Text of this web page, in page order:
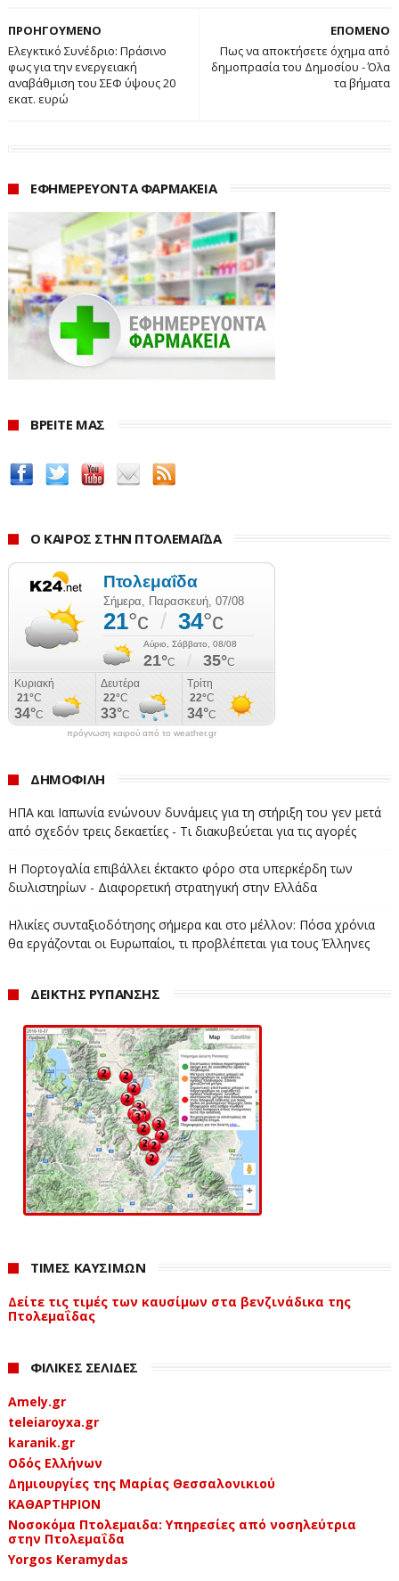
Ο Διαχειριστής Ελληνικού Δικτύου Διανομής
Ηλεκτρικής Ενέργειας (ΔΕΔΔΗΕ), σας συμβουλεύει να
μην πετάτε το χαρταετό σας κοντά σε ηλεκτροφόρα
καλώδια, καθώς υπάρχει σοβαρός κίνδυνος
Αν ο χαρταετός σας μπλεχτεί στα καλώδια, τότε για την
ασφάλειά σας:
τραβώντας τον σπάγκο ή χρησιμοποιώντας άλλα
αντικείμενα, ακόμη και ξύλινα
μην προσπαθήσετε να αναρριχηθείτε σε στύλους
διανομής ηλεκτρικού ρεύματος ή
ηλεκτροφωτισμού, ούτε και σε σημεία που
βρίσκονται κοντά σε ηλεκτροφόρα καλώδια.
Σε κάθε περίπτωση που θα χρειαστείτε βοήθεια:
ειδοποιείστε τις βλάβες του ΔΕΔΔΗΕ:
ΕΠΟΜΕΝΟ
Πως να αποκτήσετε όχημα από
δημοπρασία του Δημοσίου - Όλα
τα βήματα
ΠΡΟΗΓΟΥΜΕΝΟ
Ελεγκτικό Συνέδριο: Πράσινο
φως για την ενεργειακή
αναβάθμιση του ΣΕΦ ύψους 20
εκατ. ευρώ
ΕΦΗΜΕΡΕΥΟΝΤΑ ΦΑΡΜΑΚΕΙΑ
ΒΡΕΙΤΕ ΜΑΣ
Ο ΚΑΙΡΟΣ ΣΤΗΝ ΠΤΟΛΕΜΑΪΔΑ
πρόγνωση καιρού από το weather.gr
ΔΗΜΟΦΙΛΗ
ΗΠΑ και Ιαπωνία ενώνουν δυνάμεις για τη στήριξη του γεν μετά
από σχεδόν τρεις δεκαετίες - Τι διακυβεύεται για τις αγορές
Η Πορτογαλία επιβάλλει έκτακτο φόρο στα υπερκέρδη των
διυλιστηρίων - Διαφορετική στρατηγική στην Ελλάδα
Ηλικίες συνταξιοδότησης σήμερα και στο μέλλον: Πόσα χρόνια
θα εργάζονται οι Ευρωπαίοι, τι προβλέπεται για τους Έλληνες
ΔΕΙΚΤΗΣ ΡΥΠΑΝΣΗΣ
ΤΙΜΕΣ ΚΑΥΣΙΜΩΝ
Δείτε τις τιμές των καυσίμων στα βενζινάδικα της
Πτολεμαΐδας
ΦΙΛΙΚΕΣ ΣΕΛΙΔΕΣ
Amely.gr
teleiaroyxa.gr
karanik.gr
Οδός Ελλήνων
Δημιουργίες της Μαρίας Θεσσαλονικιού
ΚΑΘΑΡΤΗΡΙΟΝ
Νοσοκόμα Πτολεμαιδα: Υπηρεσίες από νοσηλεύτρια
στην Πτολεμαΐδα
Yorgos Keramydas